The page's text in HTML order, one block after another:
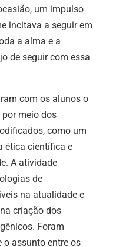
um impulso
incitava a seguir em
a alma e a
de seguir com essa
com os alunos o
meio dos
como um
ética científica e
A atividade
de
na atualidade e
criação dos
Foram
o assunto entre os